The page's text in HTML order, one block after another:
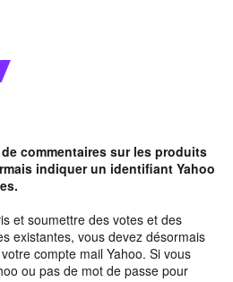
commentaires sur les produits
indiquer un identifiant Yahoo
et soumettre des votes et des
existantes, vous devez désormais
compte mail Yahoo. Si vous
ou pas de mot de passe pour